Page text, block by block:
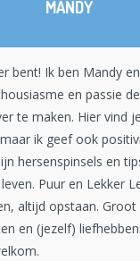
MANDY
bent! Ik ben Mandy
en passie
te maken. Hier vind
ik geef ook
hersenspinsels en
Puur en Lekker
altijd opstaan.
en (jezelf)